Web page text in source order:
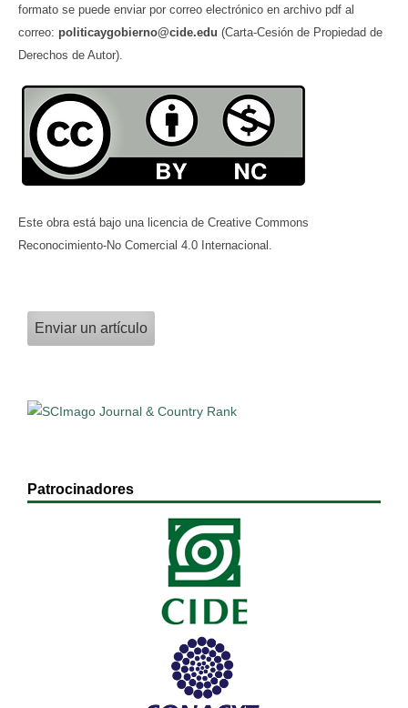
formato se puede enviar por correo electrónico en archivo pdf al
correo: politicaygobierno@cide.edu (Carta-Cesión de Propiedad de
Derechos de Autor).
Este obra está bajo una licencia de Creative Commons
Reconocimiento-No Comercial 4.0 Internacional.
Enviar un artículo
Patrocinadores